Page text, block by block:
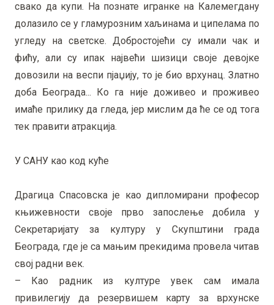
свако да купи. На познате игранке на Калемегдану
долазило се у гламурозним хаљинама и ципелама по
угледу на светске. Добростојећи су имали чак и
фићу, али су ипак највећи шизици своје девојке
довозили на веспи пјаџију, то је био врхунац. Златно
доба Београда... Ко га није доживео и проживео
имаће прилику да гледа, јер мислим да ће се од тога
тек правити атракција.
У САНУ као код куће
Драгица Спасовска је као дипломирани професор
књижевности своје прво запослење добила у
Секретаријату за културу у Скупштини града
Београда, где је са мањим прекидима провела читав
свој радни век.
– Као радник из културе увек сам имала
привилегију да резервишем карту за врхунске